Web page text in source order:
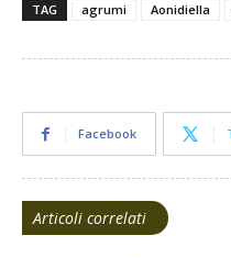
TAG agrumi Aonidiella
Facebook
Articoli correlati